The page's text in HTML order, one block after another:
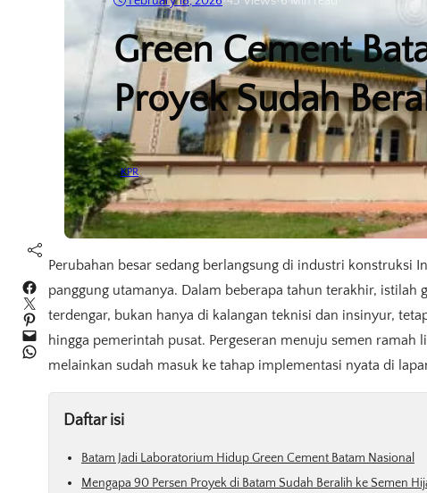
Green Cement
Proyek Sudah
KPR
Facebook
Twitter
Pinterest
Mail
WhatsApp
Perubahan besar sedang berlangsung di industri konstruksi
panggung utamanya. Dalam beberapa tahun terakhir, istilah
terdengar, bukan hanya di kalangan teknisi dan insinyur,
hingga pemerintah pusat. Pergeseran menuju semen ramah
melainkan sudah masuk ke tahap implementasi nyata di
Daftar isi
Batam Jadi Laboratorium Hidup Green Cement Batam Nasional
Mengapa 90 Persen Proyek di Batam Sudah Beralih ke Semen